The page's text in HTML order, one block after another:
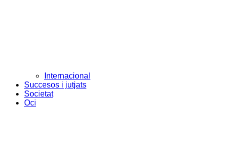
Internacional
Succesos i jutjats
Societat
Oci